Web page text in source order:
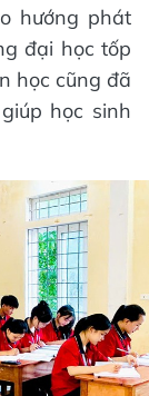
hướng phát
đại học tốp
học cũng đã
học sinh